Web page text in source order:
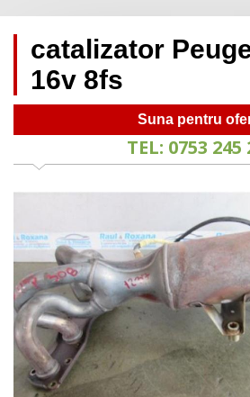
catalizator
16v 8fs
Suna pentru
TEL: 0753 245